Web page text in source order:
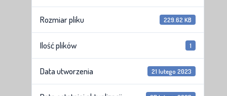
Rozmiar pliku 229.62 KB
Ilość plików 1
Data utworzenia 21 lutego 2023